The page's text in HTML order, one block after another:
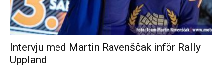
Intervju med Martin Ravenščak inför Rally
Uppland